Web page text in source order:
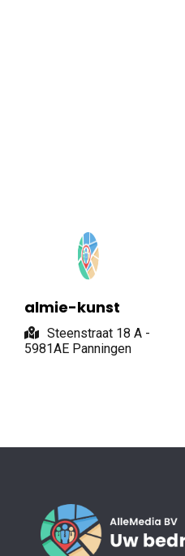
almie-kunst
Steenstraat 18 A -
5981AE Panningen